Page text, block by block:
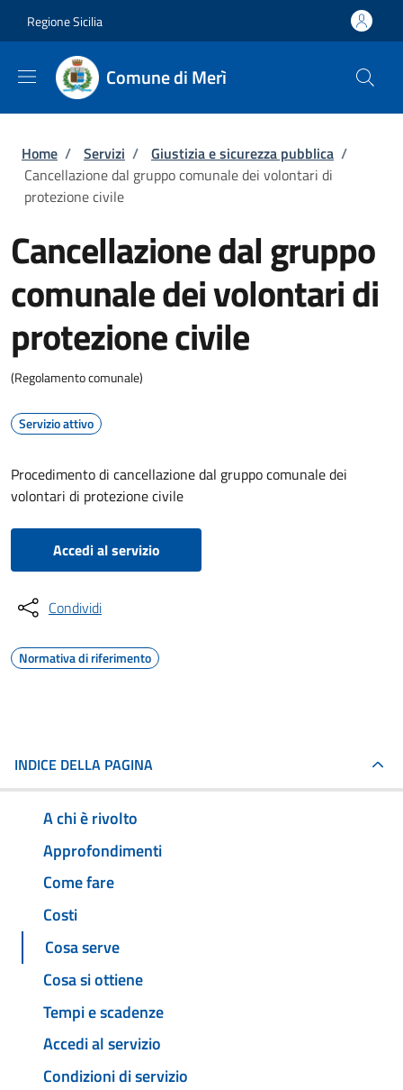
Regione Sicilia
Comune di Merì
Briciole di pane
Home / Servizi / Giustizia e sicurezza pubblica /
Cancellazione dal gruppo comunale dei volontari di
protezione civile
Cancellazione dal gruppo
comunale dei volontari di
protezione civile
(Regolamento comunale)
Servizio attivo
Procedimento di cancellazione dal gruppo comunale dei
volontari di protezione civile
Accedi al servizio
Condividi
Normativa di riferimento
INDICE DELLA PAGINA
A chi è rivolto
Approfondimenti
Come fare
Costi
Cosa serve
Cosa si ottiene
Tempi e scadenze
Accedi al servizio
Condizioni di servizio